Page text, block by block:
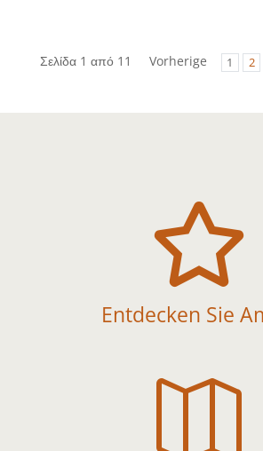
Σελίδα 1 από 11 Vorherige 1 2

Entdecken Sie
